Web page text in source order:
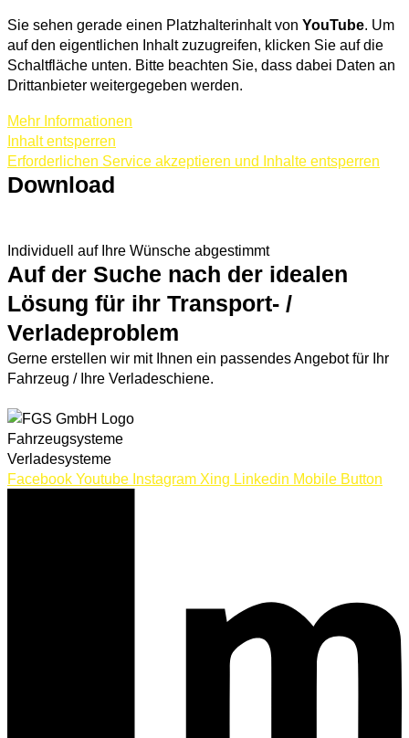
Sie sehen gerade einen Platzhalterinhalt von YouTube. Um
auf den eigentlichen Inhalt zuzugreifen, klicken Sie auf die
Schaltfläche unten. Bitte beachten Sie, dass dabei Daten an
Drittanbieter weitergegeben werden.
Mehr Informationen
Inhalt entsperren
Erforderlichen Service akzeptieren und Inhalte entsperren
Download
Individuell auf Ihre Wünsche abgestimmt
Auf der Suche nach der idealen
Lösung für ihr Transport- /
Verladeproblem
Gerne erstellen wir mit Ihnen ein passendes Angebot für Ihr
Fahrzeug / Ihre Verladeschiene.
Fahrzeugsysteme
Verladesysteme
Facebook Youtube Instagram Xing Linkedin Mobile Button